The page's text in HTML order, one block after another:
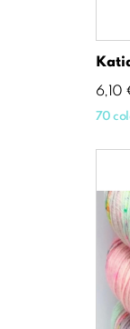
6,10
70